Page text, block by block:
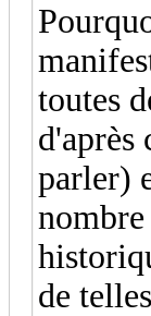
toutes
d'après
parler)
de